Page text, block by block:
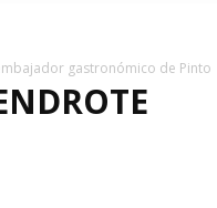
gastronómico de Pinto